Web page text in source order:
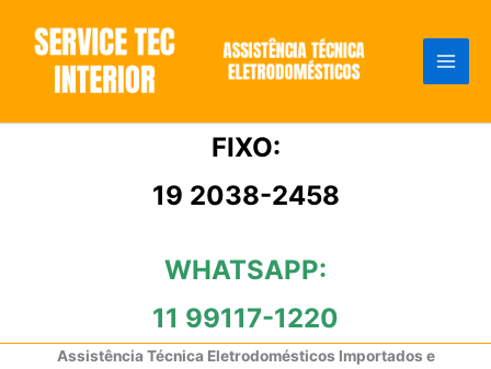
conteúdo
FIXO:
19 2038-2458
WHATSAPP:
11 99117-1220
Assistência Técnica Eletrodomésticos Importados e